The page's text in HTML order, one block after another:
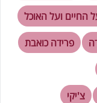
החיים ועל האוכל
פרידה כואבת
צ'יקי